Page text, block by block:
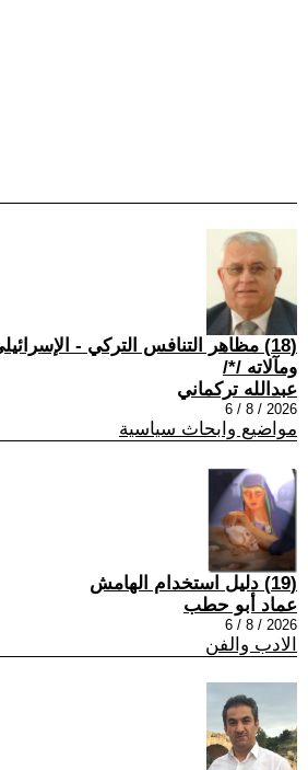
(18) مظاهر التنافس التركي -
ومآلاته /*/
عبدالله تركماني
2026 / 8 / 6
مواضيع وابحاث سياسية
(19) دليل استخدام الهامش
عماد أبو حطب
2026 / 8 / 6
الادب والفن